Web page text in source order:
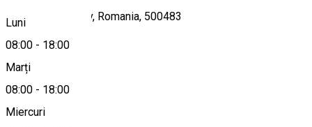
Luni
08:00 - 18:00
Marți
08:00 - 18:00
Miercuri
Durau nr 2, Brasov, Romania, 500483
Hartă